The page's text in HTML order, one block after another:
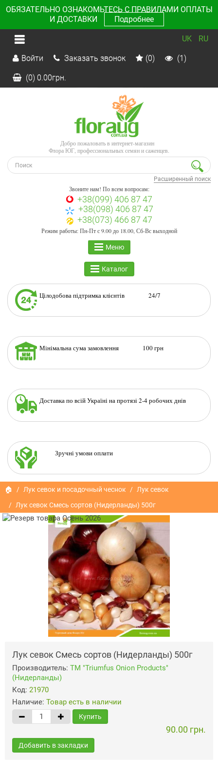
ОБЯЗАТЕЛЬНО ОЗНАКОМЬТЕСЬ С ПРАВИЛАМИ ОПЛАТЫ
И ДОСТАВКИ
Подробнее
UK RU
Войти Заказать звонок (0) (1)
(0) 0.00грн.
Добро пожаловать в интернет-магазин
Флора ЮГ, профессиональных семян и саженцев.
Расширенный поиск
Звоните нам! По всем вопросам:
+38(099) 406 87 47
+38(098) 406 87 47
+38(073) 466 87 47
Режим работы: Пн-Пт с 9.00 до 18.00, Сб-Вс выходной
Меню
Каталог
Цілодобова підтримка клієнтів 24/7
Мінімальна сума замовлення 100 грн
Доставка по всій Україні на протязі 2-4 робочих днів
Зручні умови оплати
🏠 Лук севок и посадочный чеснок
Лук севок
Лук севок Смесь сортов (Нидерланды) 500г
Лук севок Смесь сортов (Нидерланды) 500г
Производитель: ТМ "Triumfus Onion Products"
(Нидерланды)
Код: 21970
Наличие: Товар есть в наличии
Купить
90.00 грн.
Добавить в закладки